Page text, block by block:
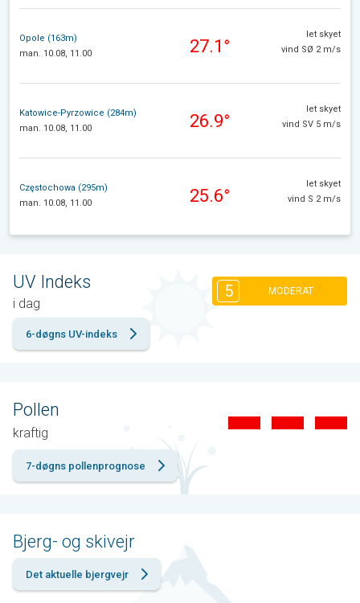
Opole (163m)
man. 10.08, 11.00
27.1°
let skyet
vind SØ 2 m/s
Katowice-Pyrzowice (284m)
man. 10.08, 11.00
26.9°
let skyet
vind SV 5 m/s
Częstochowa (295m)
man. 10.08, 11.00
25.6°
let skyet
vind S 2 m/s
UV Indeks
i dag
5 MODERAT
6-døgns UV-indeks
Pollen
kraftig
7-døgns pollenprognose
Bjerg- og skivejr
Det aktuelle bjergvejr